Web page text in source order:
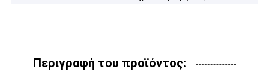
Περιγραφή του προϊόντος: